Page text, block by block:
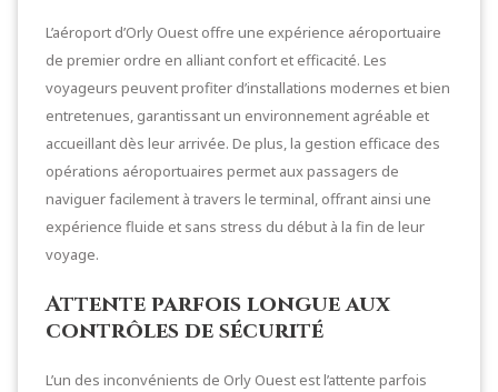
L’aéroport d’Orly Ouest offre une expérience aéroportuaire
de premier ordre en alliant confort et efficacité. Les
voyageurs peuvent profiter d’installations modernes et bien
entretenues, garantissant un environnement agréable et
accueillant dès leur arrivée. De plus, la gestion efficace des
opérations aéroportuaires permet aux passagers de
naviguer facilement à travers le terminal, offrant ainsi une
expérience fluide et sans stress du début à la fin de leur
voyage.
Attente parfois longue aux
contrôles de sécurité
L’un des inconvénients de Orly Ouest est l’attente parfois